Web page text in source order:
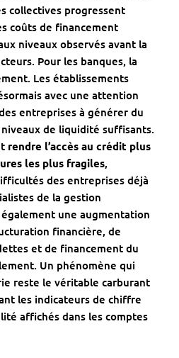
collectives progressent
coûts de financement
niveaux observés avant la
Pour les banques, la
Les établissements
avec une attention
entreprises à générer du
de liquidité suffisants.
rendre l’accès au crédit plus
les plus fragiles,
des entreprises déjà
de la gestion
une augmentation
financière, de
et de financement du
Un phénomène qui
reste le véritable carburant
les indicateurs de chiffre
affichés dans les comptes